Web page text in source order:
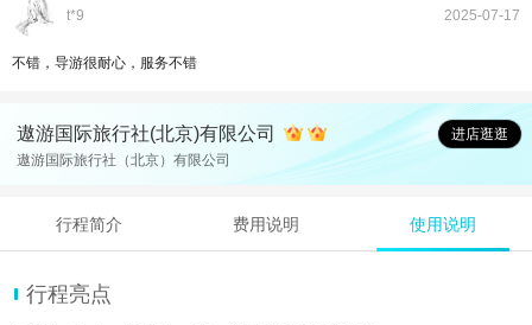
t*9 2025-07-17
不错，导游很耐心，服务不错
遨游国际旅行社(北京)有限公司
进店逛逛
遨游国际旅行社（北京）有限公司
行程简介 费用说明 使用说明
行程亮点